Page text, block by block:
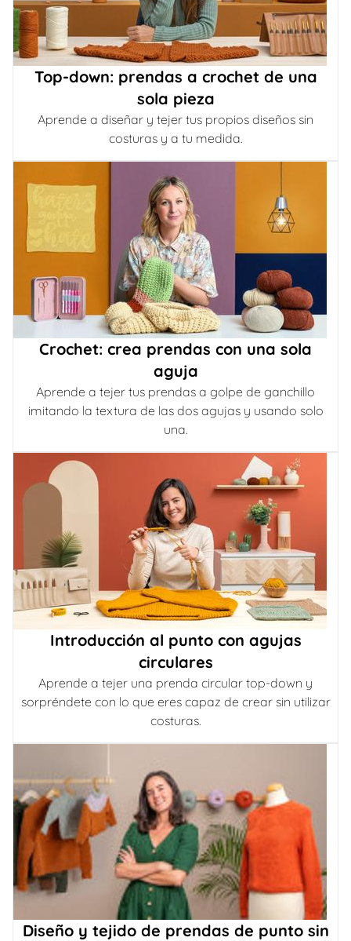
Top-down: prendas a crochet de una
sola pieza
Aprende a diseñar y tejer tus propios diseños sin
costuras y a tu medida.
Crochet: crea prendas con una sola
aguja
Aprende a tejer tus prendas a golpe de ganchillo
imitando la textura de las dos agujas y usando solo
una.
Introducción al punto con agujas
circulares
Aprende a tejer una prenda circular top-down y
sorpréndete con lo que eres capaz de crear sin utilizar
costuras.
Diseño y tejido de prendas de punto sin